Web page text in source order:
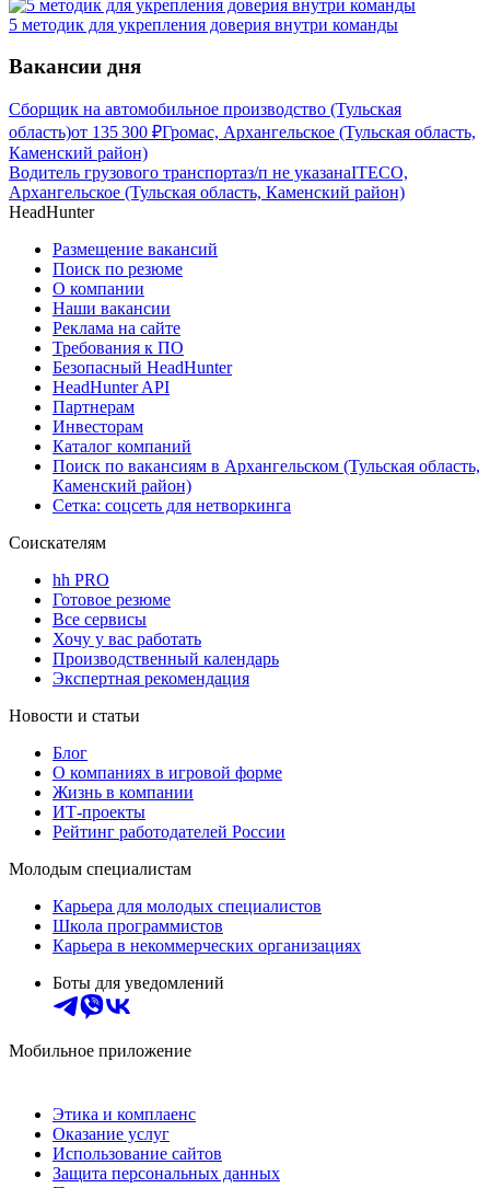
5 методик для укрепления доверия внутри команды
Вакансии дня
Сборщик на автомобильное производство (Тульская
область)от 135 300 ₽Громас, Архангельское (Тульская область,
Каменский район)
Водитель грузового транспортаз/п не указанаITECO,
Архангельское (Тульская область, Каменский район)
HeadHunter
Размещение вакансий
Поиск по резюме
О компании
Наши вакансии
Реклама на сайте
Требования к ПО
Безопасный HeadHunter
HeadHunter API
Партнерам
Инвесторам
Каталог компаний
Поиск по вакансиям в Архангельском (Тульская область,
Каменский район)
Сетка: соцсеть для нетворкинга
Соискателям
hh PRO
Готовое резюме
Все сервисы
Хочу у вас работать
Производственный календарь
Экспертная рекомендация
Новости и статьи
Блог
О компаниях в игровой форме
Жизнь в компании
ИТ-проекты
Рейтинг работодателей России
Молодым специалистам
Карьера для молодых специалистов
Школа программистов
Карьера в некоммерческих организациях
Боты для уведомлений
Мобильное приложение
Этика и комплаенс
Оказание услуг
Использование сайтов
Защита персональных данных